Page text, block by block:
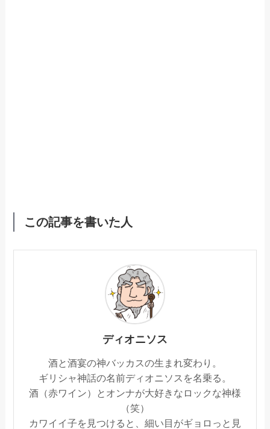
この記事を書いた人
ディオニソス
酒と酒宴の神バッカスの生まれ変わり。
ギリシャ神話の名前ディオニソスを名乗る。
酒（赤ワイン）とオンナが大好きなロックな神様
（笑）
カワイイ子を見つけると、細い目がギョロっと見